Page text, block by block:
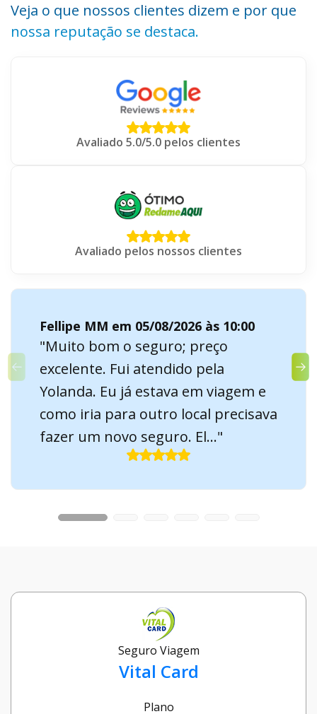
Veja o que nossos clientes dizem e por que
nossa reputação se destaca.
Avaliado 5.0/5.0 pelos clientes
Avaliado pelos nossos clientes
Fellipe MM em 05/08/2026 às 10:00
"Muito bom o seguro; preço
excelente. Fui atendido pela
Yolanda. Eu já estava em viagem e
como iria para outro local precisava
fazer um novo seguro. El..."
Seguro Viagem
Vital Card
Plano